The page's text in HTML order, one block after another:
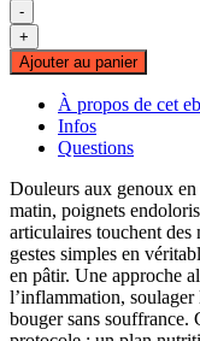
-
quantité
de
Protocole
Alimentaire
Anti-
Douleur
Articulaire
+
Ajouter au panier
À propos de cet
Infos
Questions
Douleurs aux genoux
matin, poignets
articulaires touchent des
gestes simples en
en pâtir. Une approche
l’inflammation,
bouger sans souffrance.